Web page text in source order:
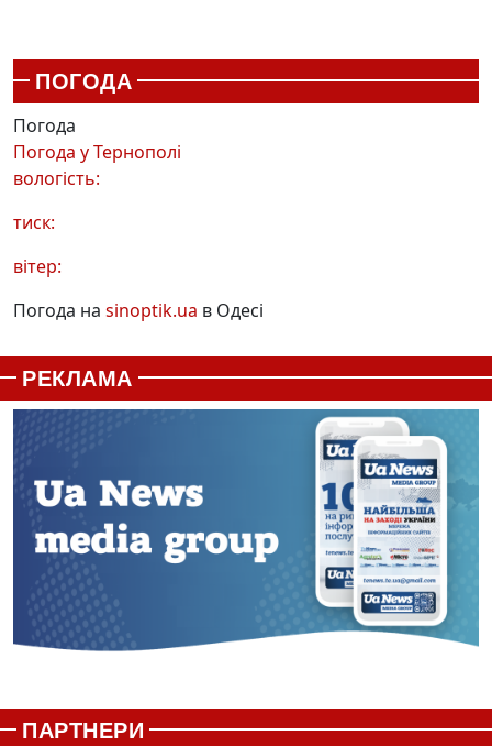
ПОГОДА
Погода
Погода уТернополі
вологість:
тиск:
вітер:
Погода на sinoptik.ua в Одесі
РЕКЛАМА
ПАРТНЕРИ